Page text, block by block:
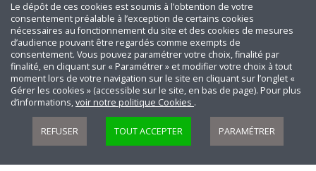
Le dépôt de ces cookies est soumis à l’obtention de votre
consentement préalable à l’exception de certains cookies
nécessaires au fonctionnement du site et des cookies de mesures
d’audience pouvant être regardés comme exempts de
consentement. Vous pouvez paramétrer votre choix, finalité par
finalité, en cliquant sur « Paramétrer » et modifier votre choix à tout
moment lors de votre navigation sur le site en cliquant sur l’onglet «
Gérer les cookies » (accessible sur le site, en bas de page). Pour plus
d’informations,voir notre politique Cookies .
REFUSER TOUT ACCEPTER PARAMÉTRER